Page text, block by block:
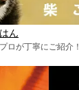
ん
ロが丁寧にご紹介！